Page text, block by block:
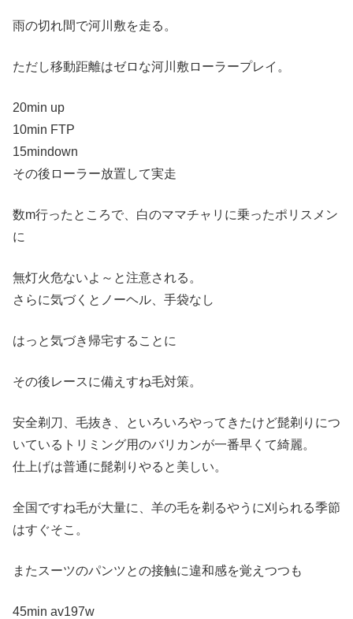
雨の切れ間で河川敷を走る。
ただし移動距離はゼロな河川敷ローラープレイ。
20min up
10min FTP
15mindown
その後ローラー放置して実走
数m行ったところで、白のママチャリに乗ったポリスメン
に
無灯火危ないよ～と注意される。
さらに気づくとノーヘル、手袋なし
はっと気づき帰宅することに
その後レースに備えすね毛対策。
安全剃刀、毛抜き、といろいろやってきたけど髭剃りにつ
いているトリミング用のバリカンが一番早くて綺麗。
仕上げは普通に髭剃りやると美しい。
全国ですね毛が大量に、羊の毛を剃るやうに刈られる季節
はすぐそこ。
またスーツのパンツとの接触に違和感を覚えつつも
45min av197w